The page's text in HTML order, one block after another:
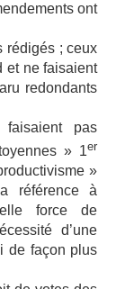
ont
rédigés ; ceux
et ne faisaient
redondants
pas
» 1er
»
référence à
force de
d’une
de façon plus